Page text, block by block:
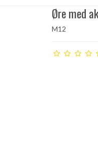
Øre med
M12